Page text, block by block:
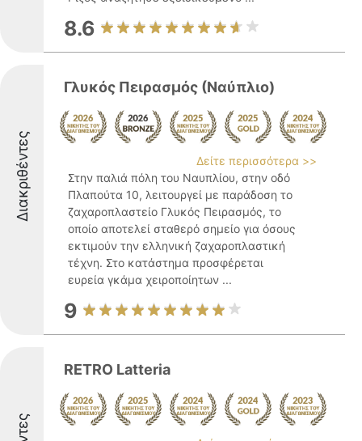
8.6
Διακριθέντες
Γλυκός Πειρασμός (Ναύπλιο)
Δείτε περισσότερα >>
Στην παλιά πόλη του Ναυπλίου, στην οδό
Πλαπούτα 10, λειτουργεί με παράδοση το
ζαχαροπλαστείο Γλυκός Πειρασμός, το
οποίο αποτελεί σταθερό σημείο για όσους
εκτιμούν την ελληνική ζαχαροπλαστική
τέχνη. Στο κατάστημα προσφέρεται
ευρεία γκάμα χειροποίητων ...
9
RETRO Latteria